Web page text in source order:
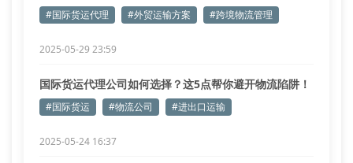
#国际货运代理 #外贸运输方案 #跨境物流管理
2025-05-29 23:59
国际货运代理公司如何选择？这5点帮你避开物流陷阱！
#国际货运 #物流公司 #进出口运输
2025-05-24 16:37